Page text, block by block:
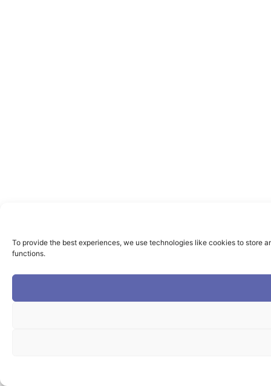
To provide the best experiences, we use technologies like cookies to store
functions.